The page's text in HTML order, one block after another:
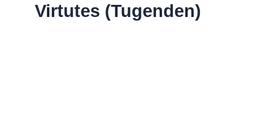
Virtutes (Tugenden)